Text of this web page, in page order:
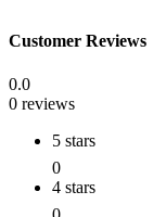
Customer Reviews
0.0
0 reviews
5 stars
0
4 stars